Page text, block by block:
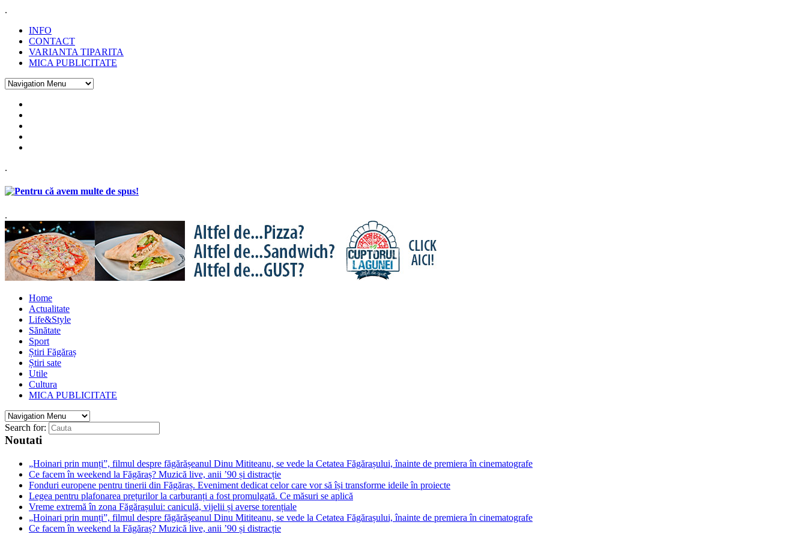
.
INFO
CONTACT
VARIANTA TIPARITA
MICA PUBLICITATE
.
.
Home
Actualitate
Life&Style
Sănătate
Sport
Știri Făgăraș
Știri sate
Utile
Cultura
MICA PUBLICITATE
Search for:
Noutati
„Hoinari prin munți”, filmul despre făgărășeanul Dinu Mititeanu, se vede la Cetatea Făgărașului, înainte de premiera în cinematografe
Ce facem în weekend la Făgăraș? Muzică live, anii ’90 și distracție
Fonduri europene pentru tinerii din Făgăraș. Eveniment dedicat celor care vor să își transforme ideile în proiecte
Legea pentru plafonarea prețurilor la carburanți a fost promulgată. Ce măsuri se aplică
Vreme extremă în zona Făgărașului: caniculă, vijelii și averse torențiale
„Hoinari prin munți”, filmul despre făgărășeanul Dinu Mititeanu, se vede la Cetatea Făgărașului, înainte de premiera în cinematografe
Ce facem în weekend la Făgăraș? Muzică live, anii ’90 și distracție